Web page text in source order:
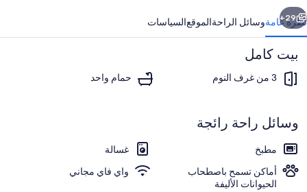
شاطئ
التالي
29+
نظرة عامةوسائل الراحةالموقعالسياسات
بيت كامل
3 من غرف النوم حمام واحد
وسائل راحة رائجة
مطبخ
غسالة
أماكن تسمح باصطحاب
الحيوانات الأليفة
واي فاي مجاني